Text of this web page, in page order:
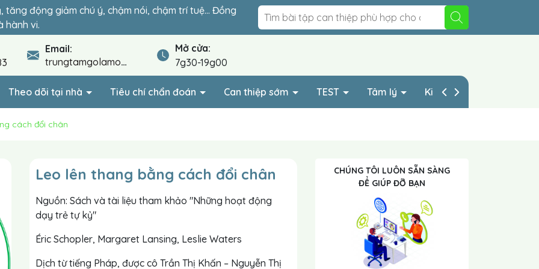
tăng động giảm chú ý, chậm nói, chậm trí tuệ… Đồng
hành vi.
quyết định sự hòa nhập của con. Lộ trình cá nhân
Email:
trungtamgolamo@gmail.com
Mở cửa:
7g30-19g00
Theo dõi tại nhà Tiêu chí chẩn đoán Can thiệp sớm TEST Tâm lý Kinh nghiệp HAY
cách đổi chân
Leo lên thang bằng cách đổi chân
Nguồn: Sách và tài liệu tham khảo "Những hoạt động
dạy trẻ tự kỷ"
Éric Schopler, Margaret Lansing, Leslie Waters
Dịch từ tiếng Pháp, được cô Trần Thị Khấn – Nguyễn Thị
CHÚNG TÔI LUÔN SẴN SÀNG
ĐỂ GIÚP ĐỠ BẠN